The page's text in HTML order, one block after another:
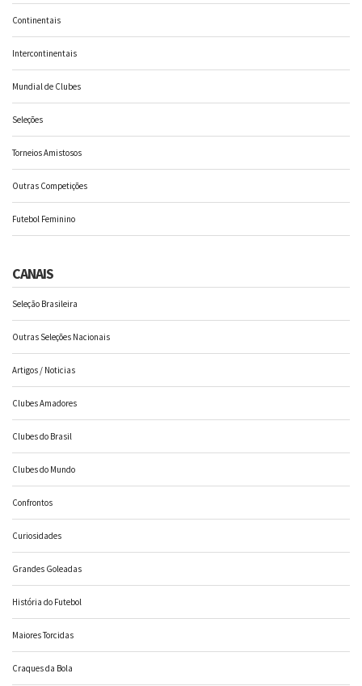
Continentais
Intercontinentais
Mundial de Clubes
Seleções
Torneios Amistosos
Outras Competições
Futebol Feminino
CANAIS
Seleção Brasileira
Outras Seleções Nacionais
Artigos / Noticias
Clubes Amadores
Clubes do Brasil
Clubes do Mundo
Confrontos
Curiosidades
Grandes Goleadas
História do Futebol
Maiores Torcidas
Craques da Bola